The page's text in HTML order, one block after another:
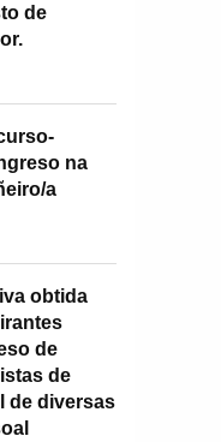
de
na
a
obtida
de
de
de diversas